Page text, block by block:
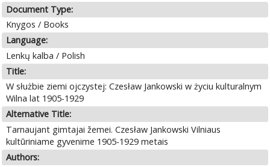
Document Type:
Knygos / Books
Language:
Lenkų kalba / Polish
Title:
W służbie ziemi ojczystej: Czesław Jankowski w życiu kulturalnym
Wilna lat 1905-1929
Alternative Title:
Tarnaujant gimtajai žemei. Czesław Jankowski Vilniaus
kultūriniame gyvenime 1905-1929 metais
Authors: